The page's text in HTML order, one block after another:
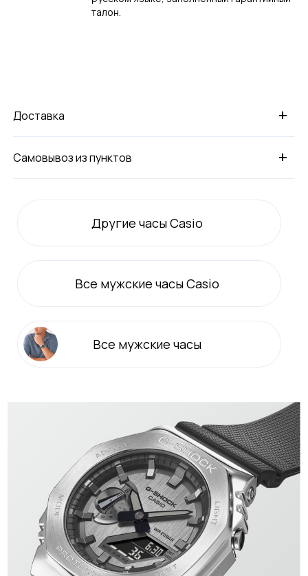
талон.
+
Доставка
+
Самовывоз из пунктов
Другие часы Casio
Все мужские часы Casio
Все мужские часы